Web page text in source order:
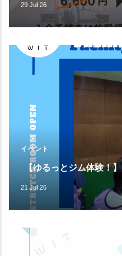
29 Jul 26
イベント
【ゆるっとジム体験！】
21 Jul 26